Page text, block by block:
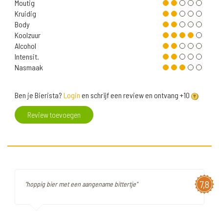
Moutig
Kruidig
Body
Koolzuur
Alcohol
Intensit.
Nasmaak
Ben je Bierista? Login en schrijf een review en ontvang +10
Review toevoegen
7,8
"hoppig bier met een aangename bittertje"